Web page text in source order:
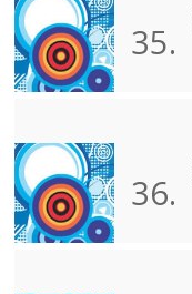
35.
36.